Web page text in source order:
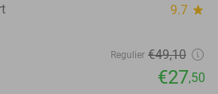
9.7 star
Regulier €49,10
€27,50